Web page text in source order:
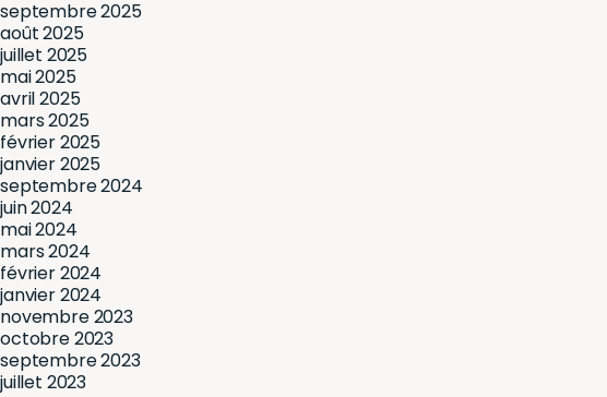
Tableaux de bord Inventaire
septembre 2025
août 2025
juillet 2025
mai 2025
avril 2025
mars 2025
février 2025
janvier 2025
septembre 2024
juin 2024
mai 2024
mars 2024
février 2024
janvier 2024
novembre 2023
octobre 2023
septembre 2023
juillet 2023